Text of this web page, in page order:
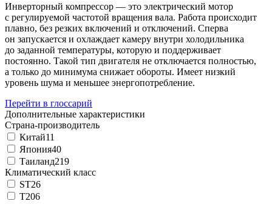
Инверторный компрессор — это электрический мотор
с регулируемой частотой вращения вала. Работа происходит
плавно, без резких включений и отключений. Сперва
он запускается и охлаждает камеру внутри холодильника
до заданной температуры, которую и поддерживает
постоянно. Такой тип двигателя не отключается полностью,
а только до минимума снижает обороты. Имеет низкий
уровень шума и меньшее энергопотребление.
Перейти в глоссарий
Дополнительные характеристики
Страна-производитель
Китай11
Япония40
Таиланд219
Климатический класс
ST26
T206